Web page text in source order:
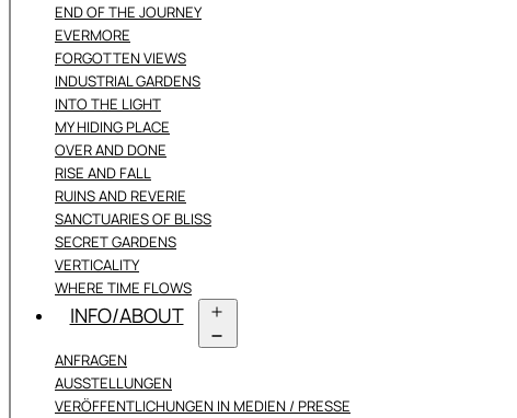
END OF THE JOURNEY
EVERMORE
FORGOTTEN VIEWS
INDUSTRIAL GARDENS
INTO THE LIGHT
MY HIDING PLACE
OVER AND DONE
RISE AND FALL
RUINS AND REVERIE
SANCTUARIES OF BLISS
SECRET GARDENS
VERTICALITY
WHERE TIME FLOWS
INFO/ABOUT
ANFRAGEN
AUSSTELLUNGEN
VERÖFFENTLICHUNGEN IN MEDIEN / PRESSE